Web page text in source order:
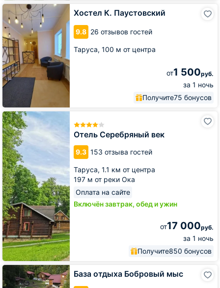
Хостел К. Паустовский
9.8 26 отзывов гостей
Таруса, 100 м от центра
от1 500руб.
за 1 ночь
Получите75 бонусов
Хостел
Паустовский
Отель Серебряный век
9.3 153 отзыва гостей
Таруса, 1.1 км от центра
197 м от реки Ока
Оплата на сайте
Включён завтрак, обед и ужин
от17 000руб.
за 1 ночь
Получите850 бонусов
Отель
Серебряный
век
База отдыха Бобровый мыс
База
отдыха
Бобровый